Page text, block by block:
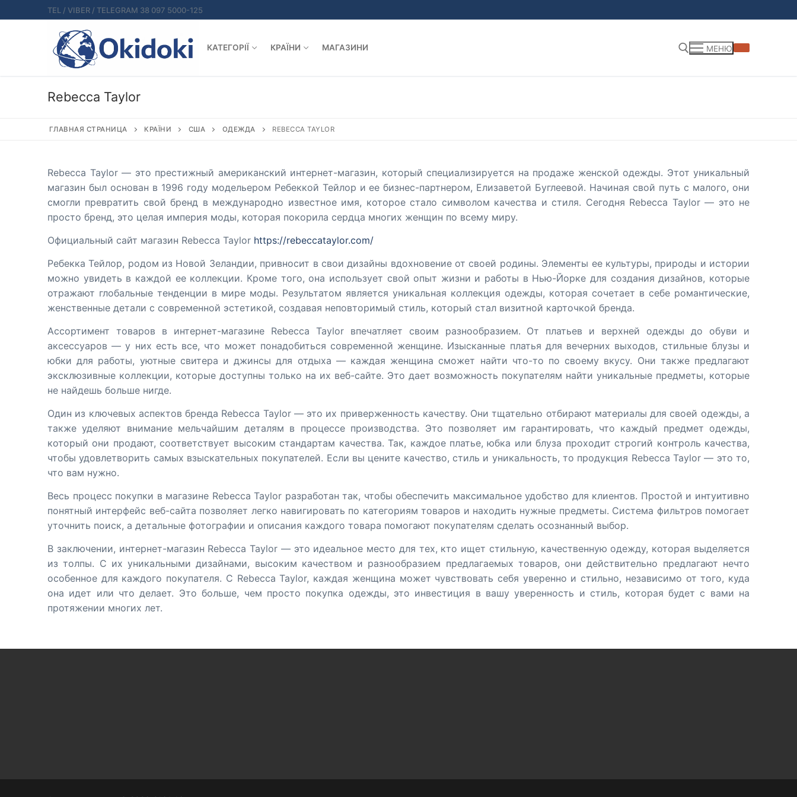
к
содержимому
TEL / VIBER / TELEGRAM 38 097 5000-125
КАТЕГОРІЇ КРАЇНИ МАГАЗИНИ МЕНЮ
Rebecca Taylor
ГЛАВНАЯ СТРАНИЦА КРАЇНИ США ОДЕЖДА REBECCA TAYLOR
Rebecca Taylor — это престижный американский интернет-магазин, который специализируется на продаже женской одежды. Этот уникальный
магазин был основан в 1996 году модельером Ребеккой Тейлор и ее бизнес-партнером, Елизаветой Буглеевой. Начиная свой путь с малого, они
смогли превратить свой бренд в международно известное имя, которое стало символом качества и стиля. Сегодня Rebecca Taylor — это не
просто бренд, это целая империя моды, которая покорила сердца многих женщин по всему миру.
Официальный сайт магазин Rebecca Taylor https://rebeccataylor.com/
Ребекка Тейлор, родом из Новой Зеландии, привносит в свои дизайны вдохновение от своей родины. Элементы ее культуры, природы и истории
можно увидеть в каждой ее коллекции. Кроме того, она использует свой опыт жизни и работы в Нью-Йорке для создания дизайнов, которые
отражают глобальные тенденции в мире моды. Результатом является уникальная коллекция одежды, которая сочетает в себе романтические,
женственные детали с современной эстетикой, создавая неповторимый стиль, который стал визитной карточкой бренда.
Ассортимент товаров в интернет-магазине Rebecca Taylor впечатляет своим разнообразием. От платьев и верхней одежды до обуви и
аксессуаров — у них есть все, что может понадобиться современной женщине. Изысканные платья для вечерних выходов, стильные блузы и
юбки для работы, уютные свитера и джинсы для отдыха — каждая женщина сможет найти что-то по своему вкусу. Они также предлагают
эксклюзивные коллекции, которые доступны только на их веб-сайте. Это дает возможность покупателям найти уникальные предметы, которые
не найдешь больше нигде.
Один из ключевых аспектов бренда Rebecca Taylor — это их приверженность качеству. Они тщательно отбирают материалы для своей одежды, а
также уделяют внимание мельчайшим деталям в процессе производства. Это позволяет им гарантировать, что каждый предмет одежды,
который они продают, соответствует высоким стандартам качества. Так, каждое платье, юбка или блуза проходит строгий контроль качества,
чтобы удовлетворить самых взыскательных покупателей. Если вы цените качество, стиль и уникальность, то продукция Rebecca Taylor — это то,
что вам нужно.
Весь процесс покупки в магазине Rebecca Taylor разработан так, чтобы обеспечить максимальное удобство для клиентов. Простой и интуитивно
понятный интерфейс веб-сайта позволяет легко навигировать по категориям товаров и находить нужные предметы. Система фильтров помогает
уточнить поиск, а детальные фотографии и описания каждого товара помогают покупателям сделать осознанный выбор.
В заключении, интернет-магазин Rebecca Taylor — это идеальное место для тех, кто ищет стильную, качественную одежду, которая выделяется
из толпы. С их уникальными дизайнами, высоким качеством и разнообразием предлагаемых товаров, они действительно предлагают нечто
особенное для каждого покупателя. С Rebecca Taylor, каждая женщина может чувствовать себя уверенно и стильно, независимо от того, куда
она идет или что делает. Это больше, чем просто покупка одежды, это инвестиция в вашу уверенность и стиль, которая будет с вами на
протяжении многих лет.